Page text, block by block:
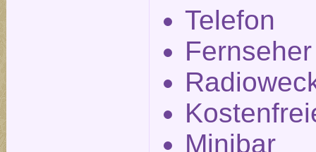
Telefon
Fernseher
Minibar